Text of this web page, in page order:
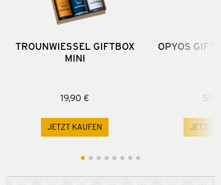
TROUNWIESSEL GIFTBOX
MINI
19,90 €
JETZT KAUFEN
OPYOS
JETZT